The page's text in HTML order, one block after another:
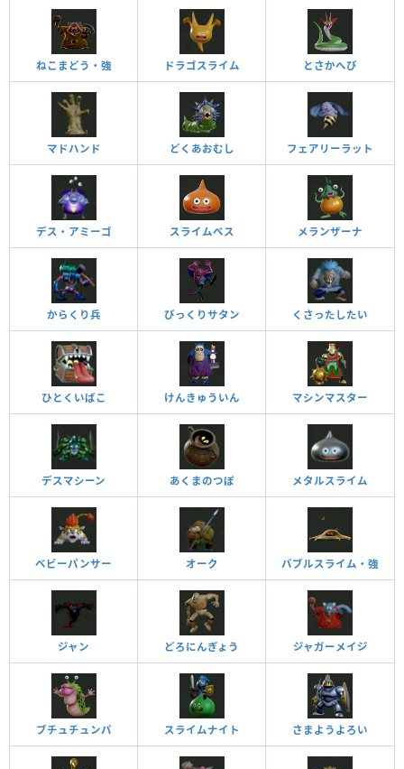
ねこまどう・強 ドラゴスライム とさかへび
マドハンド どくあおむし フェアリーラット
デス・アミーゴ スライムベス メランザーナ
からくり兵 びっくりサタン くさったしたい
ひとくいばこ けんきゅういん マシンマスター
デスマシーン あくまのつぼ メタルスライム
ベビーパンサー オーク バブルスライム・強
ジャン どろにんぎょう ジャガーメイジ
ブチュチュンパ スライムナイト さまようよろい